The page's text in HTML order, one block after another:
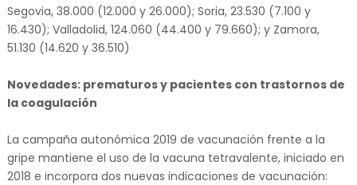
Segovia, 38.000 (12.000 y 26.000); Soria, 23.530 (7.100 y
16.430); Valladolid, 124.060 (44.400 y 79.660); y Zamora,
51.130 (14.620 y 36.510)
Novedades: prematuros y pacientes con trastornos de
la coagulación
La campaña autonómica 2019 de vacunación frente a la
gripe mantiene el uso de la vacuna tetravalente, iniciado en
2018 e incorpora dos nuevas indicaciones de vacunación: